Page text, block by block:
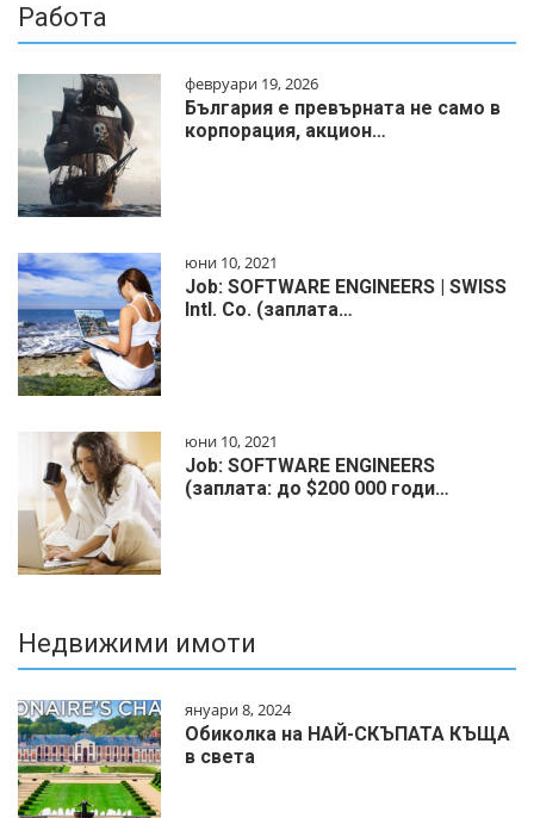
Работа
февруари 19, 2026
България е превърната не само в
корпорация, акцион…
юни 10, 2021
Job: SOFTWARE ENGINEERS | SWISS
Intl. Co. (заплата…
юни 10, 2021
Job: SOFTWARE ENGINEERS
(заплата: до $200 000 годи…
Недвижими имоти
януари 8, 2024
Обиколка на НАЙ-СКЪПАТА КЪЩА
в света